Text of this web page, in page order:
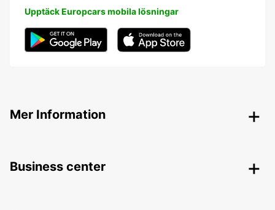
Upptäck Europcars mobila lösningar
Mer Information
Business center